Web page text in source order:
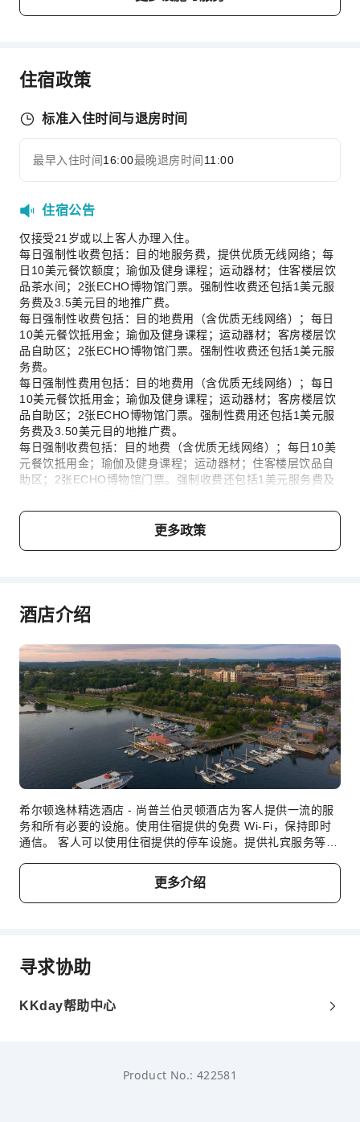
送餐服务
售货亭/便利店
小吃吧
商务服务
视听设备
儿童设施
儿童餐
儿童乐园
运动设施
高尔夫球场
交通服务
机场接送服务
叫车服务
自行车租赁服务
清洁服务
共用厨房
自动售货机
自动取款机
电梯
礼品店
吸烟区
充电车位
宠物看护服务
上网服务
公共休息室/电视室
礼宾服务
快速入住退房
展开全部
住宿政策
标准入住时间与退房时间
最早入住时间16:00最晚退房时间 11:00
住宿公告
仅接受21岁或以上客人办理入住。
每日强制性收费包括：目的地服务费，提供优质无线网络；每
日10美元餐饮额度；瑜伽及健身课程；运动器材；住客楼层饮
品茶水间；2张ECHO博物馆门票。强制性收费还包括1美元服
务费及3.5美元目的地推广费。
每日强制性收费包括：目的地费用（含优质无线网络）；每日
10美元餐饮抵用金；瑜伽及健身课程；运动器材；客房楼层饮
品自助区；2张ECHO博物馆门票。强制性收费还包括1美元服
务费。
每日强制性费用包括：目的地费用（含优质无线网络）；每日
10美元餐饮抵用金；瑜伽及健身课程；运动器材；客房楼层饮
品自助区；2张ECHO博物馆门票。强制性费用还包括1美元服
务费及3.50美元目的地推广费。
每日强制收费包括：目的地费（含优质无线网络）；每日10美
元餐饮抵用金；瑜伽及健身课程；运动器材；住客楼层饮品自
助区；2张ECHO博物馆门票。强制收费还包括1美元服务费及
费用标准将视不同房型、入住人数及住宿配套而异，且部分费
更多政策
酒店介绍
希尔顿逸林精选酒店 - 尚普兰伯灵顿酒店为客人提供一流的服
务和所有必要的设施。使用住宿提供的免费 Wi-Fi，保持即时
通信。 客人可以使用住宿提供的停车设施。提供礼宾服务等前
松获得热门门票或预订高级餐厅。 提供客房送餐服务等房内设
施，为您带来舒适的住宿体验，伴您放松和享受。住宿全面禁
烟，让客人享受洁净空气。在希尔顿逸林精选酒店 - 尚普兰伯
而提升您的住宿体验。 在特定客房中，客人可以享受室内视频
流媒体、每日报纸或电视，满足娱乐需求。在部分客房中，住
供的浴袍、毛巾或吹风机，保持您的清洁和舒适。 在您入住期
出出汗来缓解时差反应。
更多介绍
寻求协助
KKday帮助中心
Product No.: 422581